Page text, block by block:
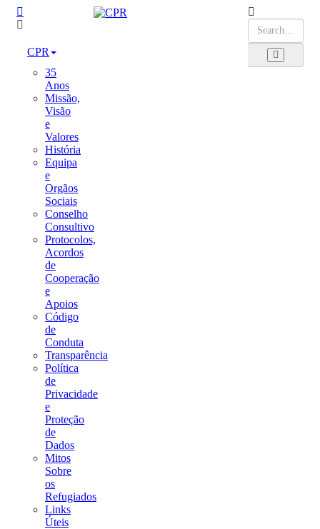
CPR
35
Anos
Missão,
Visão
e
Valores
História
Equipa
e
Orgãos
Sociais
Conselho
Consultivo
Protocolos,
Acordos
de
Cooperação
e
Apoios
Código
de
Conduta
Transparência
Política
de
Privacidade
e
Proteção
de
Dados
Mitos
Sobre
os
Refugiados
Links
Úteis